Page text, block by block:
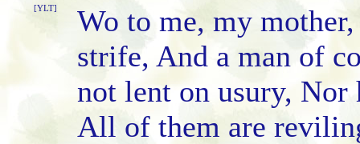
[YLT]
Wo to me, my
strife, And a man of
not lent on usury, Nor
All of them are